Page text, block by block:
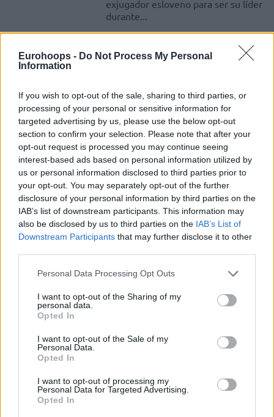
Eurohoops - Do Not Process My Personal
Information
If you wish to opt-out of the sale, sharing to third parties, or
processing of your personal or sensitive information for
targeted advertising by us, please use the below opt-out
section to confirm your selection. Please note that after your
opt-out request is processed you may continue seeing
interest-based ads based on personal information utilized by
us or personal information disclosed to third parties prior to
your opt-out. You may separately opt-out of the further
disclosure of your personal information by third parties on the
IAB’s list of downstream participants. This information may
also be disclosed by us to third parties on the IAB’s List of
Downstream Participants that may further disclose it to other
Please note that this website/app uses one or more Google
not limited to your visit or usage behaviour. You may click to
grant or deny consent to Google and its third-party tags to
use your data for below specified purposes in below Google
consent section.
Personal Data Processing Opt Outs
I want to opt-out of the Sharing of my
personal data.
Opted In
I want to opt-out of the Sale of my
Personal Data.
Opted In
I want to opt-out of processing my
Personal Data for Targeted Advertising.
Opted In
exjugador esloveno para ser su líder
durante...
Nachbar: “Deseo que todos los
jugadores cobren el 100%, pero
El director general de la Asociación de Jugadores, Bostjan
Nachbar, negocia con la Euroliga.
Algunos jugadores retirados
hablan sobre la vida después de
sus carreras profesionales
03/ENE/20 16:13
El último documental producido por la Euroliga echa un
vistazo al cambio en la vida de algunos jugadores tras...
La Asociación de Jugadores de
28/OCT/19 13:56
Svetislav Pesic recently heavily
normal, no sabe que estamos en
Europa”
25/OCT/19 11:22